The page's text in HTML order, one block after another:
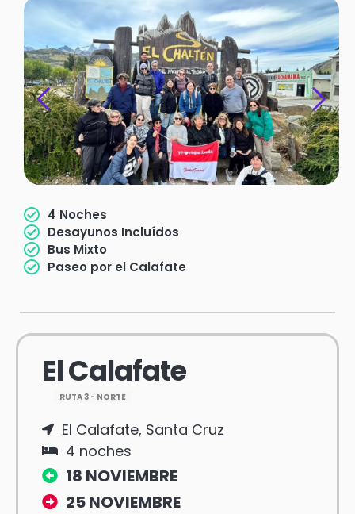
4 Noches
Desayunos Incluídos
Bus Mixto
Paseo por el Calafate
El Calafate
RUTA 3 - NORTE
El Calafate, Santa Cruz
4 noches
18 NOVIEMBRE
25 NOVIEMBRE